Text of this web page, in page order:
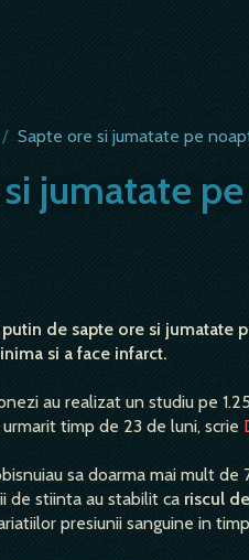
/ Sapte ore si jumatate pe
jumatate
de sapte ore si jumatate
si a face infarct.
au realizat un studiu pe
timp de 23 de luni, scrie
sa doarma mai mult
de stiinta au stabilit ca riscul
presiunii sanguine in